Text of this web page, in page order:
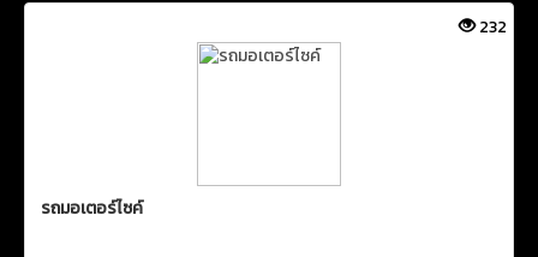
232
รถมอเตอร์ไซค์